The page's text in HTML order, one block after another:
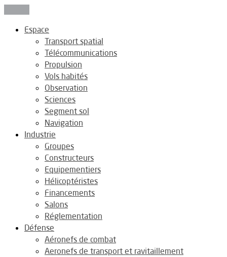
Espace
Transport spatial
Télécommunications
Propulsion
Vols habités
Observation
Sciences
Segment sol
Navigation
Industrie
Groupes
Constructeurs
Equipementiers
Hélicoptéristes
Financements
Salons
Réglementation
Défense
Aéronefs de combat
Aeronefs de transport et ravitaillement